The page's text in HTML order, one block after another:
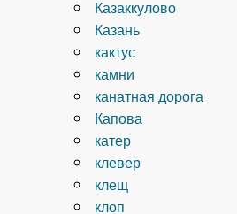
Казаккулово
Казань
кактус
камни
канатная дорога
Капова
катер
клевер
клещ
клоп